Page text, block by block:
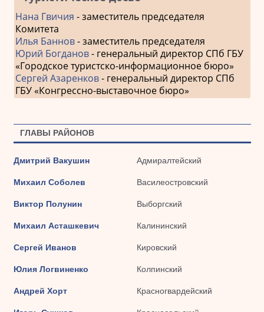
Нана Гвичия - заместитель председателя
Комитета
Илья Баннов- заместитель председателя
Юрий Богданов- генеральный директор СПб ГБУ
«Городское туристско-информационное бюро»
Сергей Азаренков- генеральный директор СПб
ГБУ «Конгрессно-выставочное бюро»
ГЛАВЫ РАЙОНОВ
Дмитрий Вакушин Адмиралтейский
Михаил Соболев Василеостровский
Виктор Полунин Выборгский
Михаил Асташкевич Калининский
Сергей Иванов Кировский
Юлия Логвиненко Колпинский
Андрей Хорт Красногвардейский